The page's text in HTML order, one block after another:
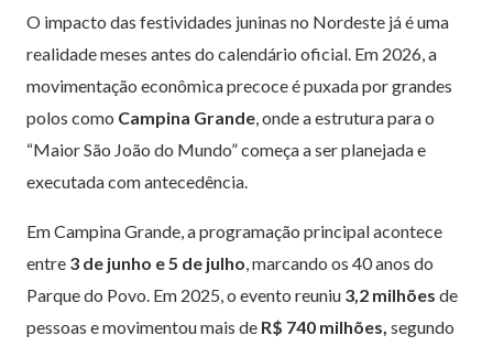
O impacto das festividades juninas no Nordeste já é uma
realidade meses antes do calendário oficial. Em 2026, a
movimentação econômica precoce é puxada por grandes
polos como Campina Grande , onde a estrutura para o
“Maior São João do Mundo” começa a ser planejada e
executada com antecedência.
Em Campina Grande, a programação principal acontece
entre 3 de junho e 5 de julho , marcando os 40 anos do
Parque do Povo. Em 2025, o evento reuniu 3,2 milhões de
pessoas e movimentou mais de R$ 740 milhões, segundo